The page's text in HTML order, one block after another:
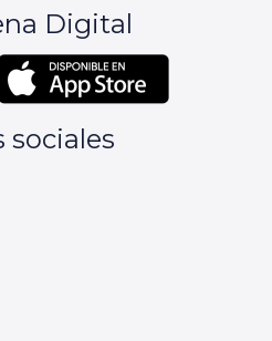
Digital
sociales